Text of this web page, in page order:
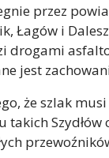
przez
Łagów i
drogami
jest
że szlak
takich